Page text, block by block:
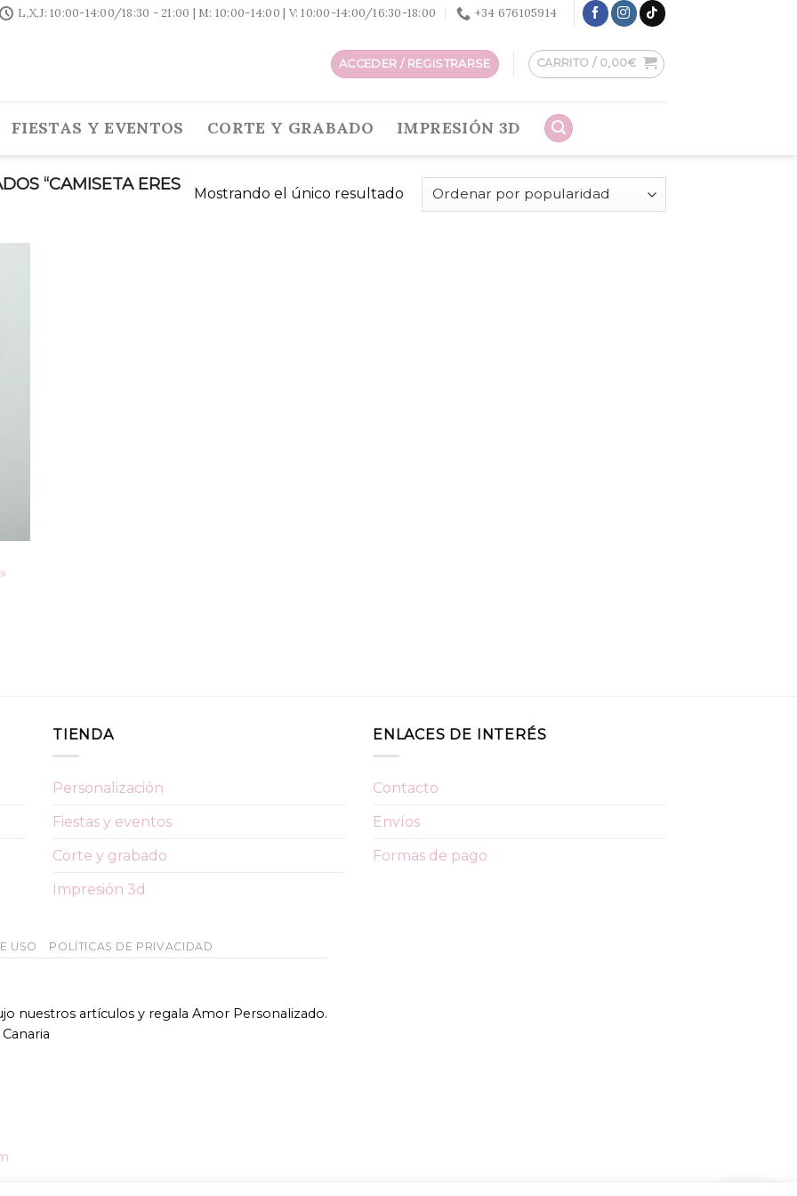
L,X,J: 10:00-14:00/18:30 - 21:00 | M: 10:00-14:00 | V: 10:00-14:00/16:30-18:00 +34 676105914
ACCEDER / REGISTRARSE CARRITO / 0,00€
FIESTAS Y EVENTOS CORTE Y GRABADO IMPRESIÓN 3D
“CAMISETA ERES
Mostrando el único resultado
TIENDA
Personalización
Fiestas y eventos
Corte y grabado
Impresión 3d
ENLACES DE INTERÉS
Contacto
Envíos
Formas de pago
USO POLÍTICAS DE PRIVACIDAD
nuestros artículos y regala Amor Personalizado.